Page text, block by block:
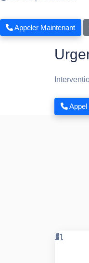
Appeler Maintenant
Appel